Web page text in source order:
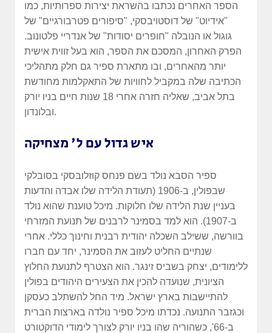
הספר האחרים נכתבו בהשראת יצירות ספרותיות, כמו
"אידיוט" של דוסטויבסקי, "סיפורים פטרבורגיים" של
גוגול או הנובלה "חופרים יסודות" של אנדריי פלטונוב.
הפרק האחרון, המסכם את הספר, הוא בעל זווית אישית
יותר מהאחרים, ובו מתארת ספיר גם חלק מתהליכי
הכתיבה שלה במקביל לחוויות של התאקלמות מחודשת
בתל אביב, שאליה חזרה אחרי 18 שנות חיים בניו יורק
ובלונדון.
איש גדול עם ל' מצחיקה
ספיר הסבא נולד בשם פנחס קוזלובסקי בסובלקי
שבפולין, ב-1906 (תעודת הלידה שלו אבדה והדעות
בעניין שנת הלידה שלו חלוקות. מיכל טוענת שהוא נולד
ב-1907). הוא למד בסמינר לרבנים של תנועת המזרחי
בוורשה, ששילב השכלה יהודית רבנית וחינוך כללי. אחרי
שנתיים החליט לעזוב את הסמינר, יחד עם חברו
ללימודים, יצחק בשביס זינגר. הוא הצטרף לתנועת החלוץ
הציונית, שנועדה להכין את הצעירים היהודים בפולין
להתיישבות בארץ ישראל. מיד החל להשתלב כעסקן
וכגזבר התנועה. נכדתו מיכל ספיר נולדה בארצות הברית
ב-66', כשהוריה שהו בניו יורק לצורך לימודי הדוקטורט